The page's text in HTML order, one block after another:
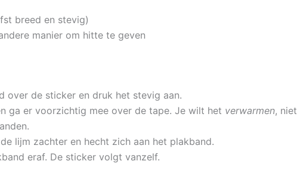
breed en stevig)
manier om hitte te geven
over de sticker en druk het stevig aan.
ga er voorzichtig mee over de tape. Je wilt het verwarmen, niet
lijm zachter en hecht zich aan het plakband.
eraf. De sticker volgt vanzelf.